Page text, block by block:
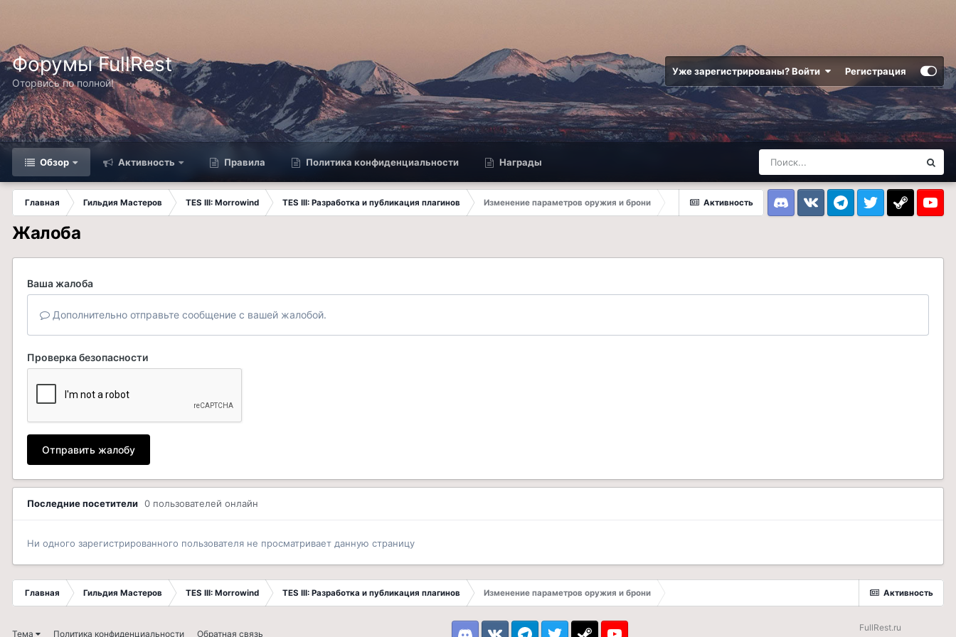
Форумы FullRest
Оторвись по полной!
Уже зарегистрированы? Войти Регистрация
Обзор Активность Правила Политика конфиденциальности Награды
Активность
Главная Гильдия Мастеров TES III: Morrowind TES III: Разработка и публикация плагинов
Изменение параметров оружия и брони
DiscordVK TelegramTwitter Steam
Жалоба
Ваша жалоба
Дополнительно отправьте сообщение с вашей жалобой.
Проверка безопасности
Отправить жалобу
Последние посетители 0 пользователей онлайн
Ни одного зарегистрированного пользователя не просматривает данную страницу
Активность
Главная Гильдия Мастеров TES III: Morrowind TES III: Разработка и публикация плагинов Изменение параметров оружия и брони
Тема Политика конфиденциальности Обратная связь
FullRest.ru